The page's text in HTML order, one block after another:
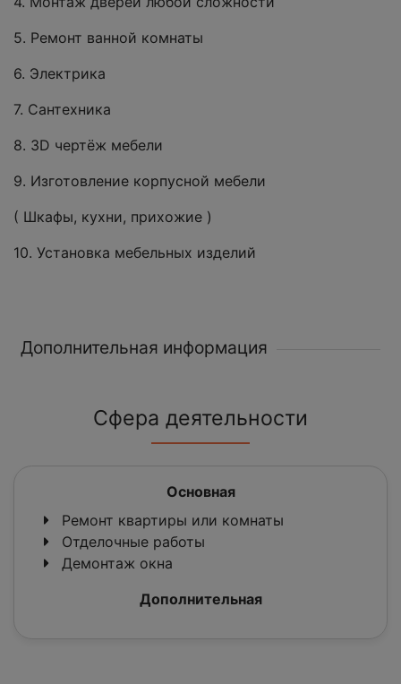
5. Ремонт ванной комнаты
6. Электрика
7. Сантехника
8. 3D чертёж мебели
9. Изготовление корпусной мебели
( Шкафы, кухни, прихожие )
10. Установка мебельных изделий
Дополнительная информация
Сфера деятельности
Основная
Ремонт квартиры или комнаты
Отделочные работы
Демонтаж окна
Дополнительная